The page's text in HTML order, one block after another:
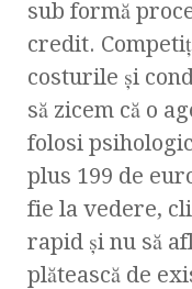
sub formă
credit.
costurile şi
să zicem că o
folosi
plus 199 de
fie la vedere,
rapid şi nu să
plătească de